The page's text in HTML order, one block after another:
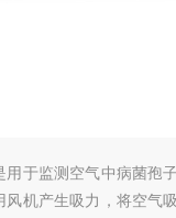
用于监测空气中病菌孢
机产生吸力，将空气